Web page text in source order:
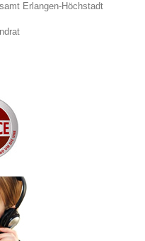
Erlangen-Höchstadt